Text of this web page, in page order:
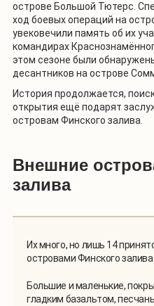
острове Большой Тютерс.
ход боевых операций на
увековечили память об их
командирах
этом сезоне были
десантников на острове
История продолжается,
открытия ещё подарят
островам Финского залива.
Внешние
залива
Их много, но лишь 14
островами Финского залива.
Большие и маленькие,
гладким базальтом,